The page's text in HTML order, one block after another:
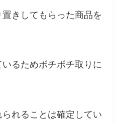
きしてもらった商品を
るためボチボチ取りに
れることは確定してい